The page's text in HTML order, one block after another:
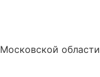
области